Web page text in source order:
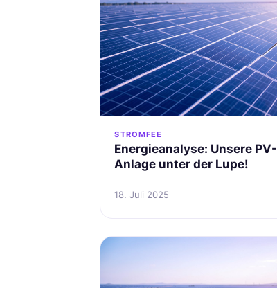
STROMFEE
Energieanalyse: Unsere PV-
Anlage unter der Lupe!
18. Juli 2025